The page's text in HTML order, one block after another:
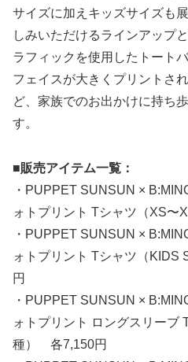
サイズに加えキッズサイズも
しみいただけるラインアップ
ラフィックを使用したトート
フェイスが大きくプリントさ
ど、家族でのお出かけに持ち
す。
■販売アイテム一覧：
・PUPPET SUNSUN ×
ォトプリント Tシャツ（XS
・PUPPET SUNSUN ×
ォトプリント Tシャツ（
円
・PUPPET SUNSUN ×
ォトプリント ロングスリーブ
種） 各7,150円